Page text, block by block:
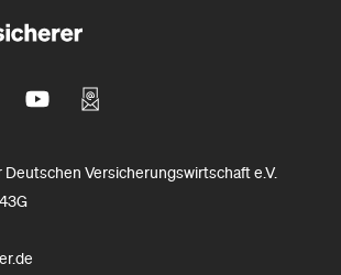
Versicherungswirtschaft e.V.